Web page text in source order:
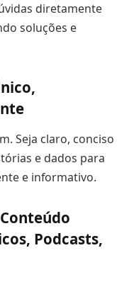
diretamente
soluções e
Seja claro, conciso
e dados para
e informativo.
Podcasts,